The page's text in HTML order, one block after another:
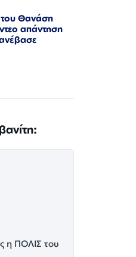
του Θανάση
απάντηση
η ΠΟΛΙΣ του